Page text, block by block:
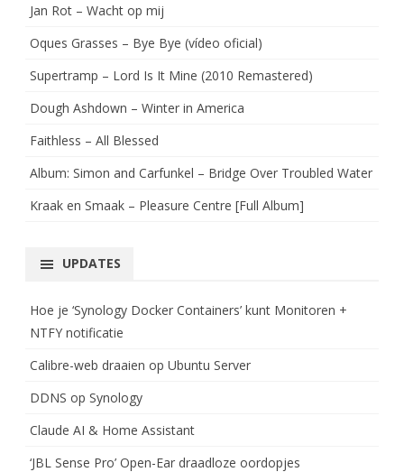
Jan Rot – Wacht op mij
Oques Grasses – Bye Bye (vídeo oficial)
Supertramp – Lord Is It Mine (2010 Remastered)
Dough Ashdown – Winter in America
Faithless – All Blessed
Album: Simon and Carfunkel – Bridge Over Troubled Water
Kraak en Smaak – Pleasure Centre [Full Album]
UPDATES
Hoe je ‘Synology Docker Containers’ kunt Monitoren +
NTFY notificatie
Calibre-web draaien op Ubuntu Server
DDNS op Synology
Claude AI & Home Assistant
‘JBL Sense Pro’ Open-Ear draadloze oordopjes